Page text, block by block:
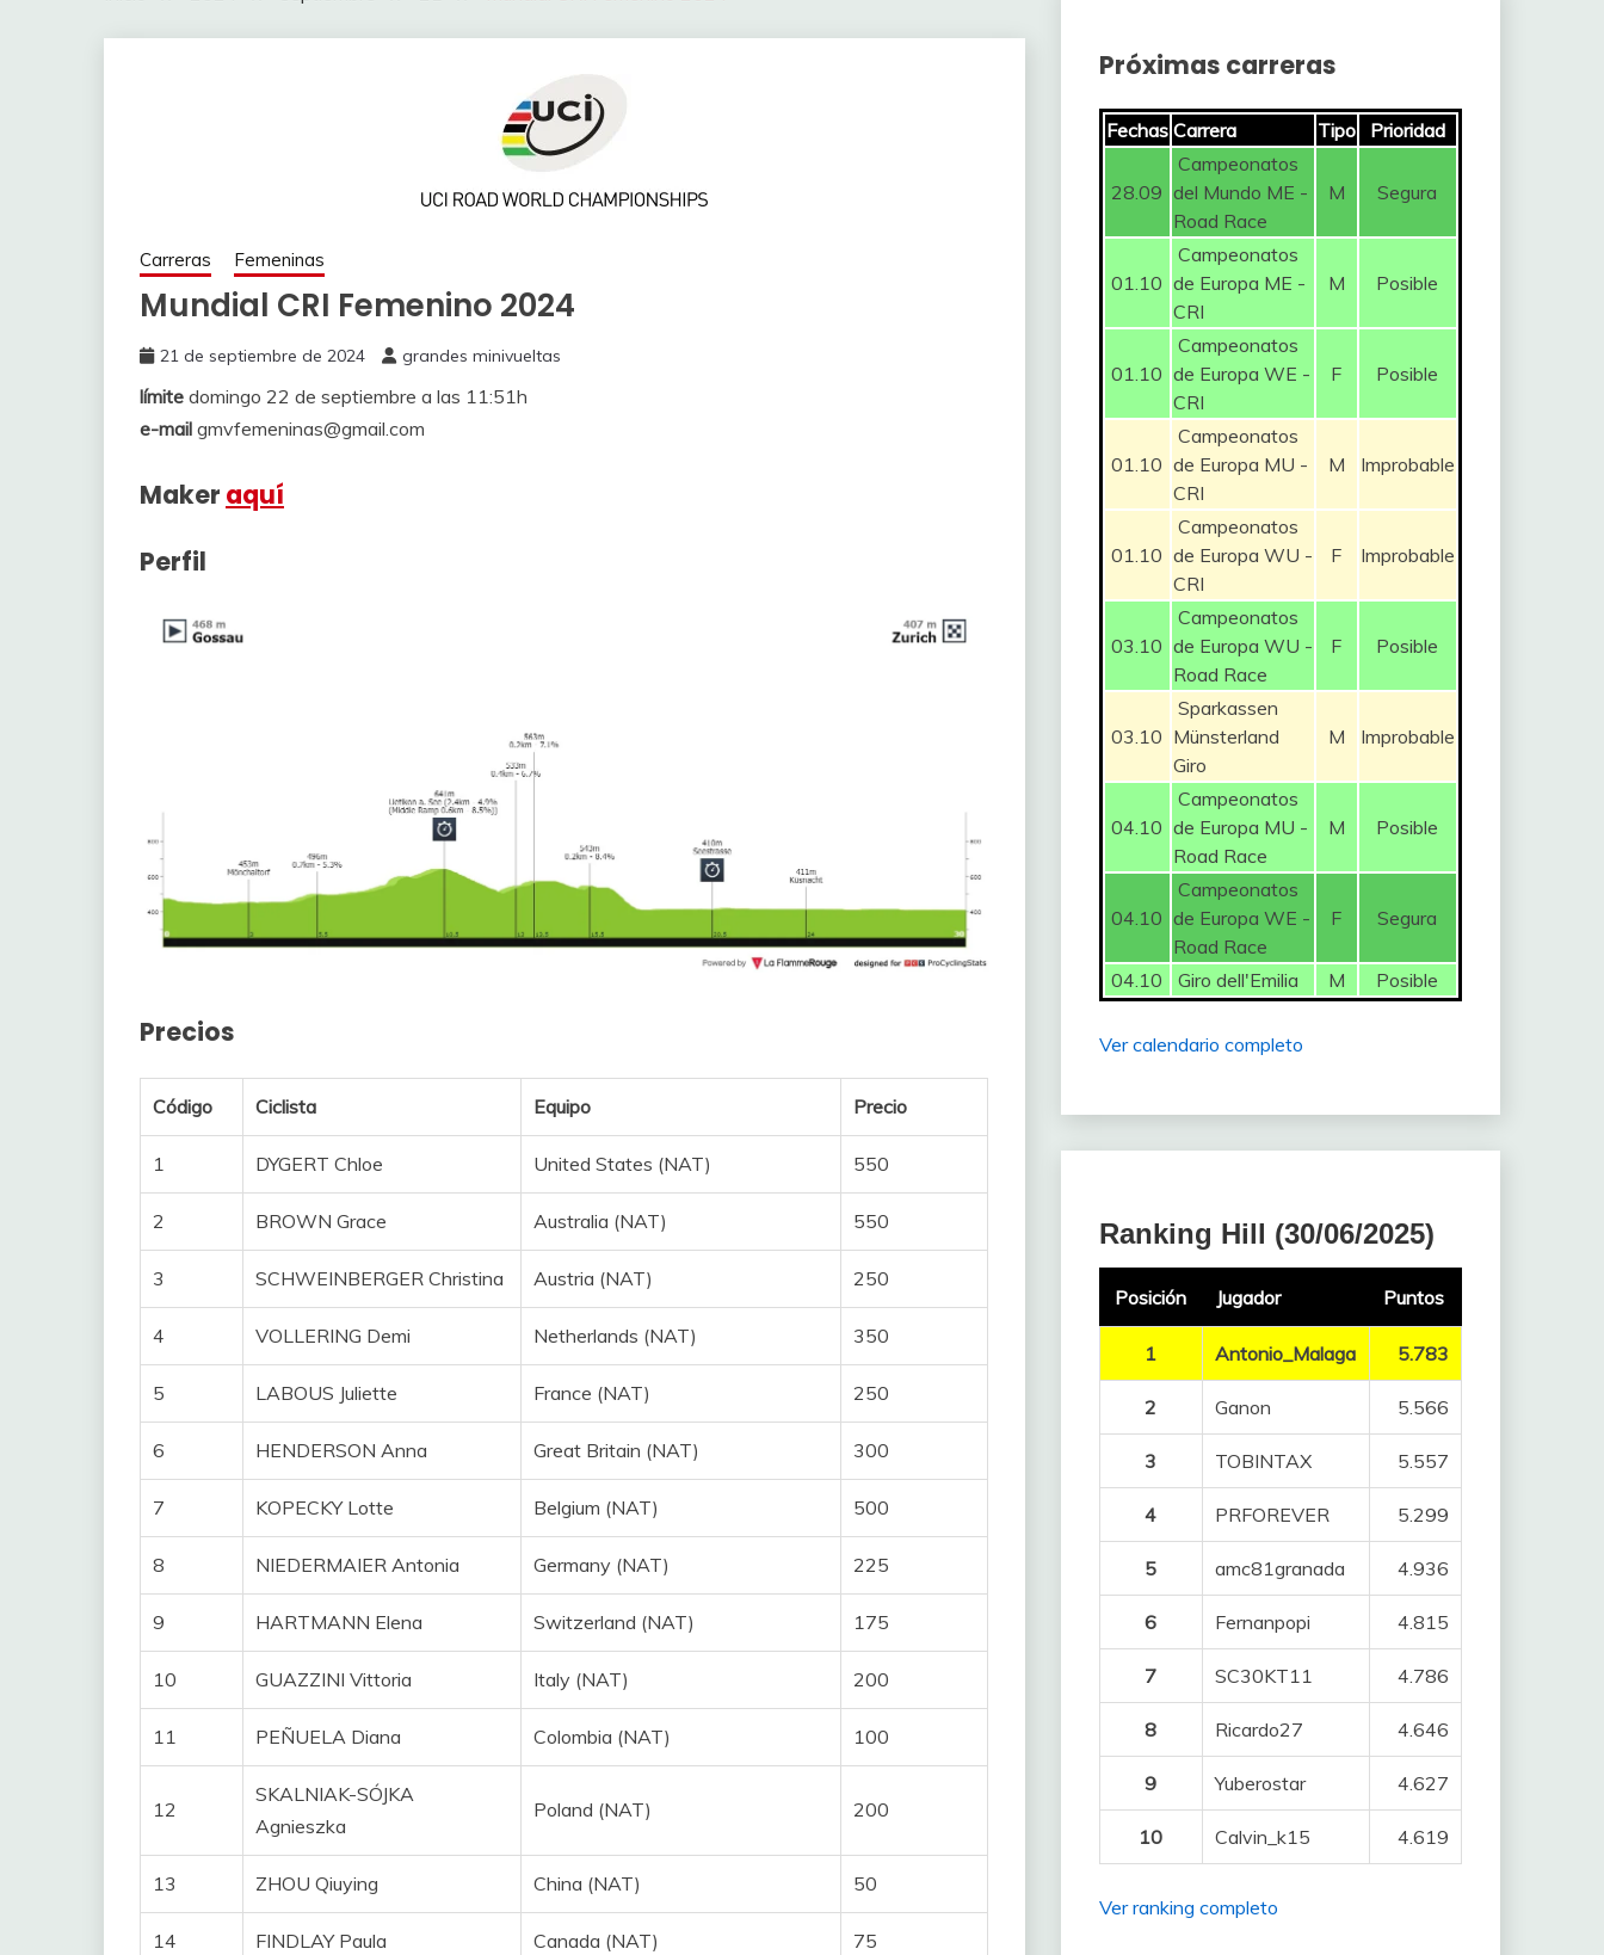
Carreras Femeninas
Mundial CRI Femenino 2024
21 de septiembre de 2024 grandes minivueltas
límite domingo 22 de septiembre a las 11:51h
e-mail gmvfemeninas@gmail.com
Maker aquí
Perfil
Precios
Código Ciclista Equipo Precio
1 DYGERT Chloe United States (NAT) 550
2 BROWN Grace Australia (NAT) 550
3 SCHWEINBERGER Christina Austria (NAT) 250
4 VOLLERING Demi Netherlands (NAT) 350
5 LABOUS Juliette France (NAT) 250
6 HENDERSON Anna Great Britain (NAT) 300
7 KOPECKY Lotte Belgium (NAT) 500
8 NIEDERMAIER Antonia Germany (NAT) 225
9 HARTMANN Elena Switzerland (NAT) 175
10 GUAZZINI Vittoria Italy (NAT) 200
11 PEÑUELA Diana Colombia (NAT) 100
12
SKALNIAK-SÓJKA
Agnieszka
Poland (NAT) 200
13 ZHOU Qiuying China (NAT) 50
14 FINDLAY Paula Canada (NAT) 75
Próximas carreras
Fechas Carrera Tipo Prioridad
28.09
Campeonatos
del Mundo ME -
Road Race
M Segura
01.10
Campeonatos
de Europa ME -
CRI
M Posible
01.10
Campeonatos
de Europa WE -
CRI
F Posible
01.10
Campeonatos
de Europa MU -
CRI
M Improbable
01.10
Campeonatos
de Europa WU -
CRI
F Improbable
03.10
Campeonatos
de Europa WU -
Road Race
F Posible
03.10
Sparkassen
Münsterland
Giro
M Improbable
04.10
Campeonatos
de Europa MU -
Road Race
M Posible
04.10
Campeonatos
de Europa WE -
Road Race
F Segura
04.10 Giro dell'Emilia M Posible
Ver calendario completo
Ranking Hill (30/06/2025)
Posición Jugador Puntos
1 Antonio_Malaga 5.783
2 Ganon 5.566
3 TOBINTAX 5.557
4 PRFOREVER 5.299
5 amc81granada 4.936
6 Fernanpopi 4.815
7 SC30KT11 4.786
8 Ricardo27 4.646
9 Yuberostar 4.627
10 Calvin_k15 4.619
Ver ranking completo